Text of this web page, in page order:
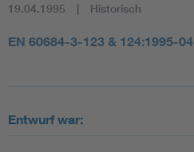
19.04.1995 Historisch
EN 60684-3-123 & 124:1995-04
Entwurf war: